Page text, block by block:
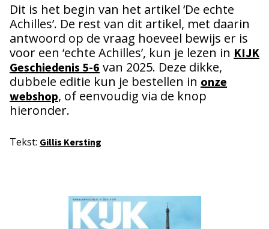
Dit is het begin van het artikel ‘De echte
Achilles’. De rest van dit artikel, met daarin
antwoord op de vraag hoeveel bewijs er is
voor een ‘echte Achilles’, kun je lezen in KIJK
Geschiedenis 5-6 van 2025. Deze dikke,
dubbele editie kun je bestellen in onze
webshop, of eenvoudig via de knop
hieronder.
Tekst: Gillis Kersting